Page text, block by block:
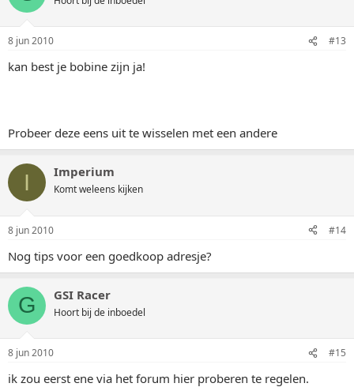
8 jun 2010 #13
kan best je bobine zijn ja!
Probeer deze eens uit te wisselen met een andere
I Imperium
Komt weleens kijken
8 jun 2010 #14
Nog tips voor een goedkoop adresje?
G GSI Racer
Hoort bij de inboedel
8 jun 2010 #15
ik zou eerst ene via het forum hier proberen te regelen.